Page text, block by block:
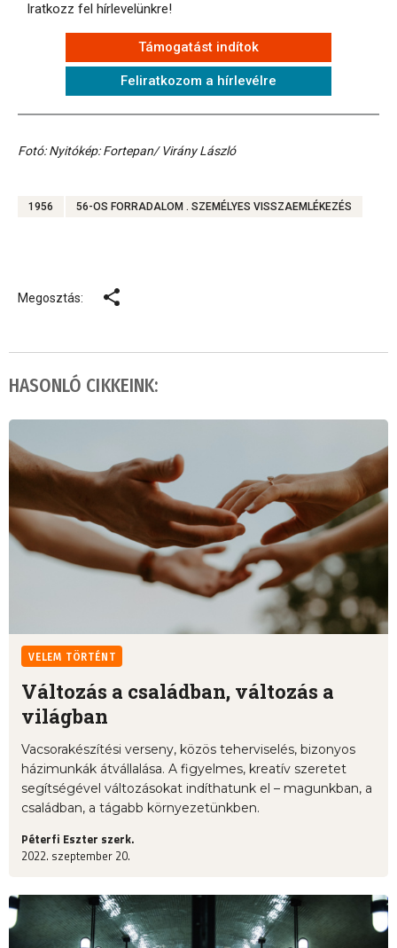
Iratkozz fel hírlevelünkre!
Támogatást indítok
Feliratkozom a hírlevélre
Fotó: Nyitókép: Fortepan/ Virány László
1956 56-OS FORRADALOM . SZEMÉLYES VISSZAEMLÉKEZÉS
Megosztás:
HASONLÓ CIKKEINK:
VELEM TÖRTÉNT
Változás a családban, változás a
világban
Vacsorakészítési verseny, közös teherviselés, bizonyos
házimunkák átvállalása. A figyelmes, kreatív szeretet
segítségével változásokat indíthatunk el – magunkban, a
családban, a tágabb környezetünkben.
Péterfi Eszter szerk.
2022. szeptember 20.